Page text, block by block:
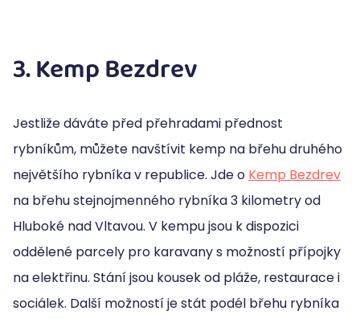
3. Kemp Bezdrev
Jestliže dáváte před přehradami přednost
rybníkům, můžete navštívit kemp na břehu druhého
největšího rybníka v republice. Jde o Kemp Bezdrev
na břehu stejnojmenného rybníka 3 kilometry od
Hluboké nad Vltavou. V kempu jsou k dispozici
oddělené parcely pro karavany s možností přípojky
na elektřinu. Stání jsou kousek od pláže, restaurace i
sociálek. Další možností je stát podél břehu rybníka